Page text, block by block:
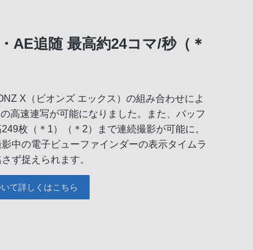
AE追随 最高約24コマ/秒（＊
X（ビオンズ エックス）の組み合わせによ
高速連写が可能になりました。また、バッフ
枚（＊1）（＊2）まで連続撮影が可能に。
中の電子ビューファインダーの表示タイムラ
ず捉えられます。
て詳しくはこちら